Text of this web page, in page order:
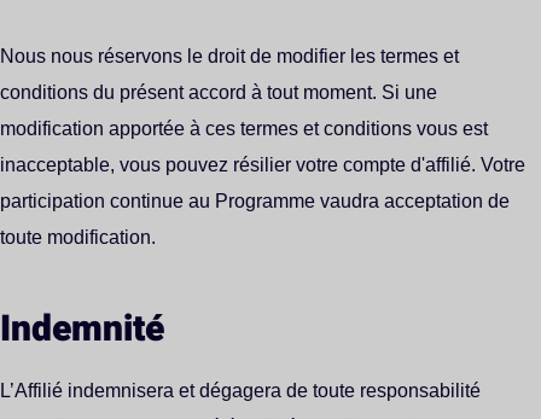
Nous nous réservons le droit de modifier les termes et
conditions du présent accord à tout moment. Si une
modification apportée à ces termes et conditions vous est
inacceptable, vous pouvez résilier votre compte d'affilié. Votre
participation continue au Programme vaudra acceptation de
toute modification.
Indemnité
L’Affilié indemnisera et dégagera de toute responsabilité